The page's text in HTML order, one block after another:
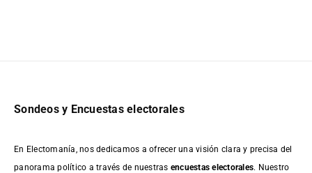
Sondeos y Encuestas electorales
En Electomanía, nos dedicamos a ofrecer una visión clara y precisa del
panorama político a través de nuestras encuestas electorales. Nuestro